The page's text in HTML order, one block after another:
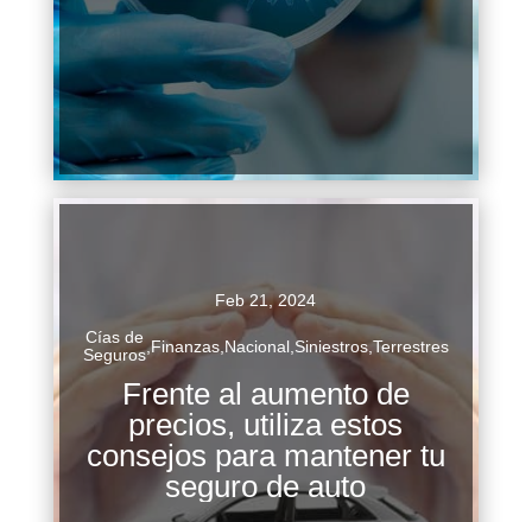
Continuar Leyendo
Feb 21, 2024
Cías de
Seguros,Finanzas, Nacional, Siniestros, Terrestres
Frente al aumento de
precios, utiliza estos
consejos para mantener tu
seguro de auto
Este producto financiero se enfrenta a la mayor
inflación en décadas, con un aumento del
19.48%; sin embargo, no dejes que esto te
impida contratar su protección....